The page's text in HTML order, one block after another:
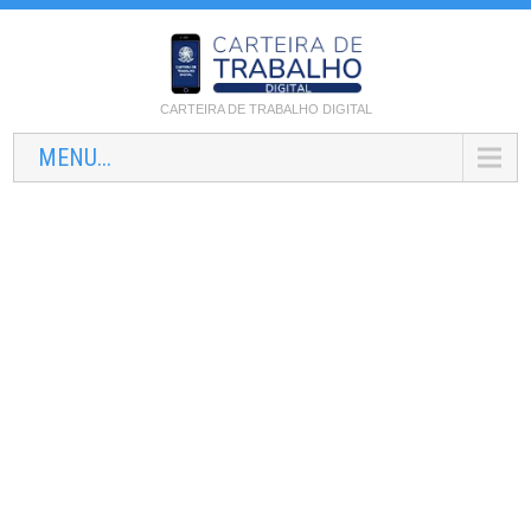
CARTEIRA DE TRABALHO DIGITAL
MENU...